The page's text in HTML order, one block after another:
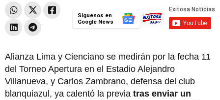
Síguenos en
Google News
Alianza Lima y Cienciano se medirán por la fecha 11
del Torneo Apertura en el Estadio Alejandro
Villanueva, y Carlos Zambrano, defensa del club
blanquiazul, ya calentó la previa tras enviar un